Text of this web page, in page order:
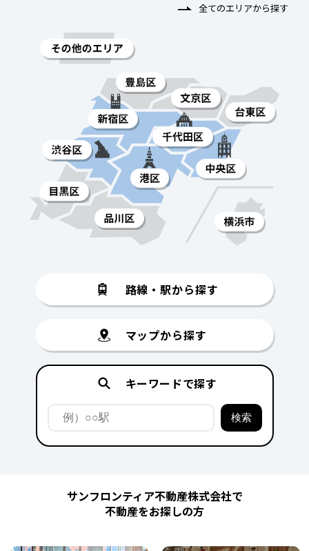
全てのエリアから探す
路線・駅から探す
マップから探す
キーワードで探す
サンフロンティア不動産株式会社で
不動産をお探しの方